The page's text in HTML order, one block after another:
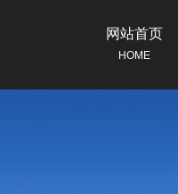
网站首页
HOME